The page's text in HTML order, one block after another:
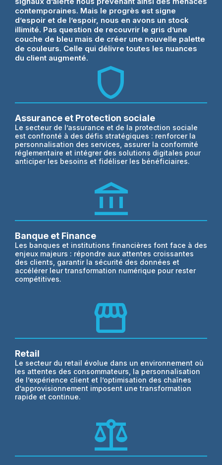
contemporaines. Mais le progrès est signe
d’espoir et de l’espoir, nous en avons un stock
illimité. Pas question de recouvrir le gris d’une
couche de bleu mais de créer une nouvelle palette
de couleurs. Celle qui délivre toutes les nuances
du client augmenté.
Shield
Assurance et Protection sociale
Le secteur de l’assurance et de la protection sociale
est confronté à des défis stratégiques : renforcer la
personnalisation des services, assurer la conformité
réglementaire et intégrer des solutions digitales pour
anticiper les besoins et fidéliser les bénéficiaires.
account_balance
Banque et Finance
Les banques et institutions financières font face à des
enjeux majeurs : répondre aux attentes croissantes
des clients, garantir la sécurité des données et
accélérer leur transformation numérique pour rester
compétitives.
Storefront
Retail
Le secteur du retail évolue dans un environnement où
les attentes des consommateurs, la personnalisation
de l’expérience client et l’optimisation des chaînes
d’approvisionnement imposent une transformation
rapide et continue.
Balance